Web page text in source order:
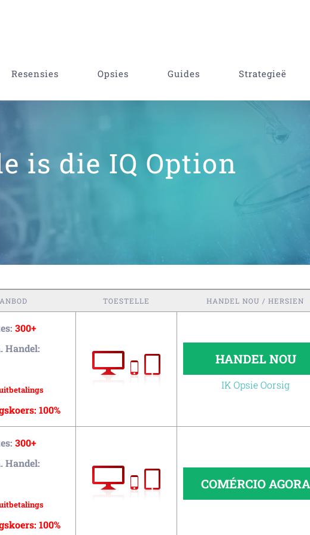
Resensies Opsies Guides Strategieë
is die IQ Option
TOESTELLE HANDEL NOU / HERSIEN
300+
Handel:
100%
HANDEL NOU
IK Opsie Oorsig
300+
Handel:
100%
COMÉRCIO AGORA